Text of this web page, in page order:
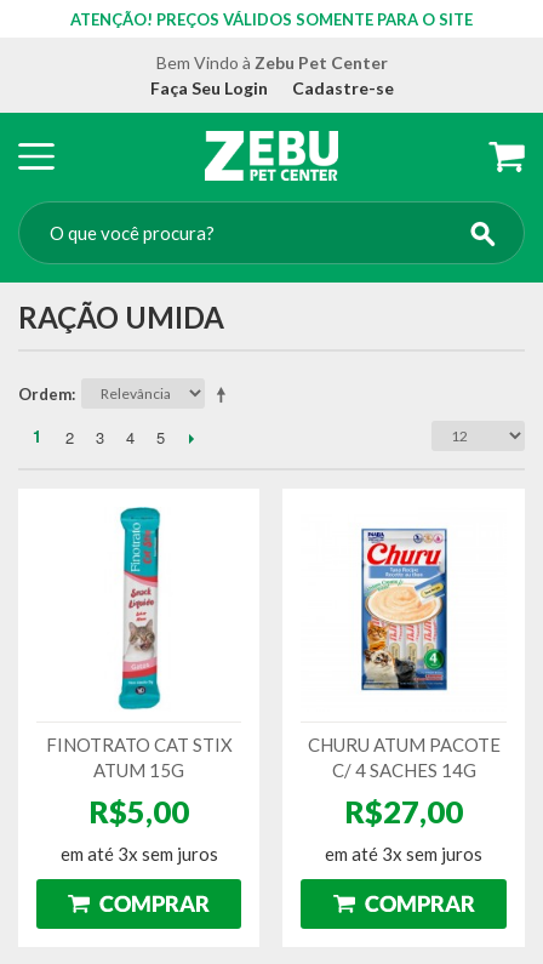
ATENÇÃO! PREÇOS VÁLIDOS SOMENTE PARA O SITE
Bem Vindo à Zebu Pet Center
Faça Seu Login
Cadastre-se
RAÇÃO UMIDA
Ordem
1 2 3 4 5
FINOTRATO CAT STIX
ATUM 15G
R$5,00
em até 3x sem juros
CHURU ATUM PACOTE
C/ 4 SACHES 14G
R$27,00
em até 3x sem juros